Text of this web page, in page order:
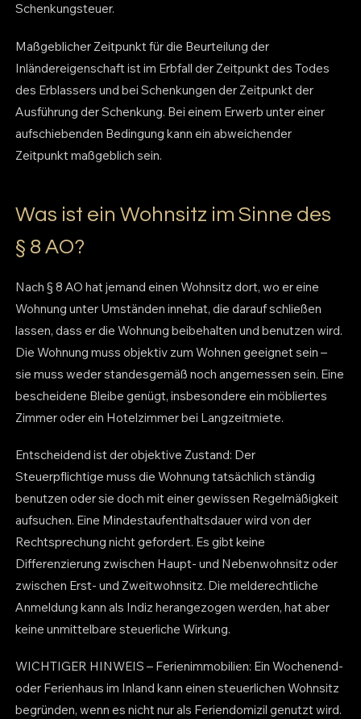
Schenkungsteuer.
Maßgeblicher Zeitpunkt für die Beurteilung der
Inländereigenschaft ist im Erbfall der Zeitpunkt des Todes
des Erblassers und bei Schenkungen der Zeitpunkt der
Ausführung der Schenkung. Bei einem Erwerb unter einer
aufschiebenden Bedingung kann ein abweichender
Zeitpunkt maßgeblich sein.
Was ist ein Wohnsitz im Sinne des
§ 8 AO?
Nach § 8 AO hat jemand einen Wohnsitz dort, wo er eine
Wohnung unter Umständen innehat, die darauf schließen
lassen, dass er die Wohnung beibehalten und benutzen wird.
Die Wohnung muss objektiv zum Wohnen geeignet sein –
sie muss weder standesgemäß noch angemessen sein. Eine
bescheidene Bleibe genügt, insbesondere ein möbliertes
Zimmer oder ein Hotelzimmer bei Langzeitmiete.
Entscheidend ist der objektive Zustand: Der
Steuerpflichtige muss die Wohnung tatsächlich ständig
benutzen oder sie doch mit einer gewissen Regelmäßigkeit
aufsuchen. Eine Mindestaufenthaltsdauer wird von der
Rechtsprechung nicht gefordert. Es gibt keine
Differenzierung zwischen Haupt- und Nebenwohnsitz oder
zwischen Erst- und Zweitwohnsitz. Die melderechtliche
Anmeldung kann als Indiz herangezogen werden, hat aber
keine unmittelbare steuerliche Wirkung.
WICHTIGER HINWEIS – Ferienimmobilien: Ein Wochenend-
oder Ferienhaus im Inland kann einen steuerlichen Wohnsitz
begründen, wenn es nicht nur als Feriendomizil genutzt wird.